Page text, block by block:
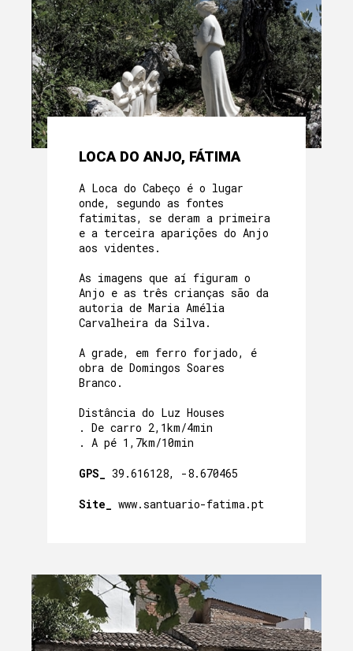
LOCA DO ANJO, FÁTIMA
A Loca do Cabeço é o lugar
onde, segundo as fontes
fatimitas, se deram a primeira
e a terceira aparições do Anjo
aos videntes.
As imagens que aí figuram o
Anjo e as três crianças são da
autoria de Maria Amélia
Carvalheira da Silva.
A grade, em ferro forjado, é
obra de Domingos Soares
Branco.
Distância do Luz Houses
. De carro 2,1km/4min
. A pé 1,7km/10min
GPS_ 39.616128, -8.670465
Site_ www.santuario-fatima.pt